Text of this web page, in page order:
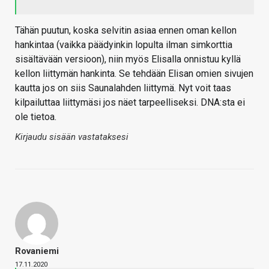
Tähän puutun, koska selvitin asiaa ennen oman kellon
hankintaa (vaikka päädyinkin lopulta ilman simkorttia
sisältävään versioon), niin myös Elisalla onnistuu kyllä
kellon liittymän hankinta. Se tehdään Elisan omien sivujen
kautta jos on siis Saunalahden liittymä. Nyt voit taas
kilpailuttaa liittymäsi jos näet tarpeelliseksi. DNA:sta ei
ole tietoa.
Kirjaudu sisään vastataksesi
Rovaniemi
17.11.2020